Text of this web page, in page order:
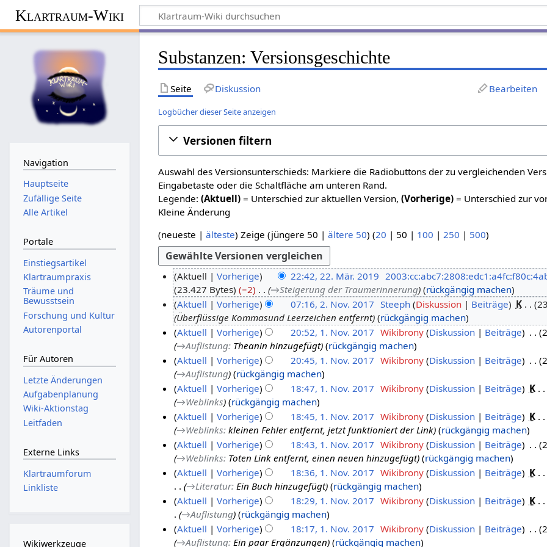
Klartraum-Wiki
Substanzen: Versionsgeschichte
Seite Diskussion Bearbeiten
Logbücher dieser Seite anzeigen
Versionen filtern
Auswahl des Versionsunterschieds: Markiere die Radiobuttons der zu vergleichenden
Eingabetaste oder die Schaltfläche am unteren Rand.
Legende:(Aktuell) = Unterschied zur aktuellen Version,(Vorherige) = Unterschied zur
Kleine Änderung
(neueste |älteste) Zeige (jüngere 50 |ältere 50) (20 | 50 | 100 |250 | 500)
2
M
2
1
Aktuell Vorherige 22:42, 22. Mär. 2019
23.427 Bytes
−2 →Steigerung der Traumerinnerung rückgängig machen
o
e
b
0
7
Aktuell Vorherige 07:16, 2. Nov. 2017 Steeph Diskussion Beiträge K
Überflüssige Kommasund Leerzeichen entfernt
rückgängig machen
o
e
b
0
7
Aktuell Vorherige 20:52, 1. Nov. 2017 Wikibrony Diskussion Beiträge
→Auflistung: Theanin hinzugefügt
rückgängig machen
Aktuell
Vorherige 20:45, 1. Nov. 2017 Wikibrony Diskussion Beiträge
→Auflistung
rückgängig machen
Aktuell
Vorherige 18:47, 1. Nov. 2017 Wikibrony Diskussion Beiträge
K
→Weblinks
rückgängig machen
Aktuell
Vorherige 18:45, 1. Nov. 2017 Wikibrony Diskussion Beiträge
K
→Weblinks: kleinen Fehler entfernt, jetzt funktioniert der Link
rückgängig machen
Aktuell
Vorherige 18:43, 1. Nov. 2017 Wikibrony Diskussion Beiträge
→Weblinks: Toten Link entfernt, einen neuen hinzugefügt
rückgängig machen
Aktuell
Vorherige 18:36, 1. Nov. 2017 Wikibrony Diskussion Beiträge
K
→Literatur: Ein Buch hinzugefügt
rückgängig machen
Aktuell
Vorherige 18:29, 1. Nov. 2017 Wikibrony Diskussion Beiträge
K
→Auflistung
rückgängig machen
Aktuell
Vorherige 18:17, 1. Nov. 2017 Wikibrony Diskussion Beiträge
→Auflistung: Ein paar Ergänzungen rückgängig machen
Navigation
Hauptseite
Zufällige Seite
Alle Artikel
Portale
Einstiegsartikel
Klartraumpraxis
Träume und
Bewusstsein
Forschung und Kultur
Autorenportal
Für Autoren
Letzte Änderungen
Aufgabenplanung
Wiki-Aktionstag
Leitfaden
Externe Links
Klartraumforum
Linkliste
Wikiwerkzeuge